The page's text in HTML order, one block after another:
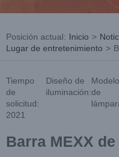
Posición actual: Inicio >
Lugar de entretenimiento >
Tiempo
de
solicitud:
2021
Diseño de
iluminación:
Modelo
de
Barra MEXX